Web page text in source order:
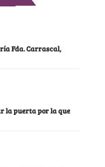
Fda. Carrascal,
la puerta por la que